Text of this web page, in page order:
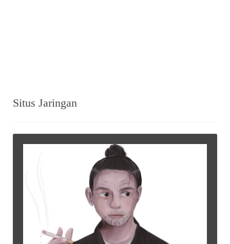
Situs Jaringan